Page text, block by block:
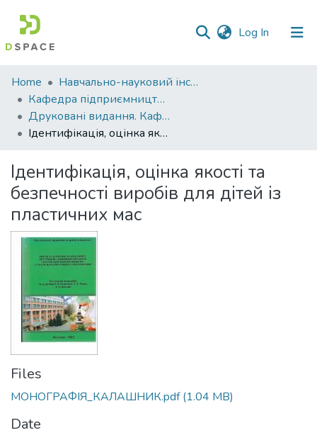
Log In (current)
Communities
&
Collections
All of DSpace
Statistics
Home
Навчально-науковий інститут економіки, управління, права та інформаційних технологій
Кафедра підприємництва і права
Друковані видання. Кафедра підприємництва і права
Ідентифікація, оцінка якості та безпечності виробів для дітей із пластичних мас
Ідентифікація, оцінка якості та
безпечності виробів для дітей із
пластичних мас
Files
МОНОГРАФІЯ_КАЛАШНИК.pdf(1.04 MB)
Date